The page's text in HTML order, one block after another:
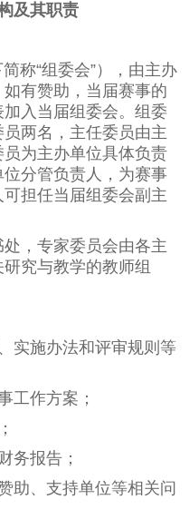
及其职责
“组委会”），由主办
有赞助，当届赛事的
入当届组委会。组委
两名，主任委员由主
为主办单位具体负责
分管负责人，为赛事
担任当届组委会副主
，专家委员会由各主
究与教学的教师组
实施办法和评审规则等
工作方案；
务报告；
助、支持单位等相关问